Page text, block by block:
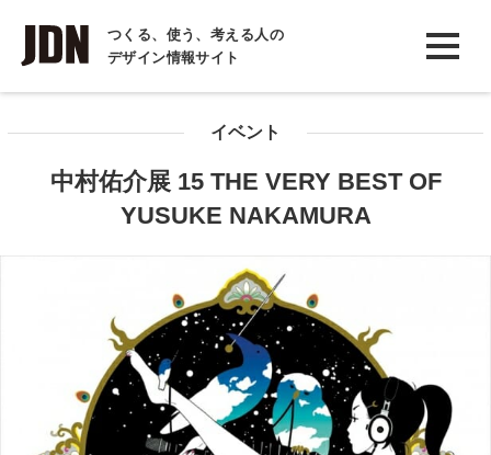
つくる、使う、考える人の
デザイン情報サイト
INTERVIEW
インタビュー
COLUMN
イベント
中村佑介展 15 THE VERY BEST OF
YUSUKE NAKAMURA